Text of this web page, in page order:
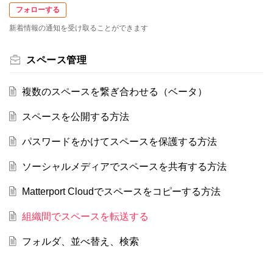
フォローする
新着情報の通知を受け取ることができます
スペース管理
複数のスペースを繋ぎ合わせる（ベータ）
スペースを公開する方法
パスワードをかけてスペースを保護する方法
ソーシャルメディアでスペースを共有する方法
Matterport Cloudでスペースをコピーする方法
組織間でスペースを転送する
フォルダ、並べ替え、検索